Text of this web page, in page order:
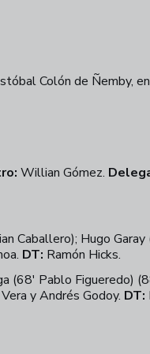
Colón de Ñemby,
Willian Gómez.
Caballero); Hugo
DT: Ramón Hicks.
(68' Pablo Figueredo)
y Andrés Godoy. DT: